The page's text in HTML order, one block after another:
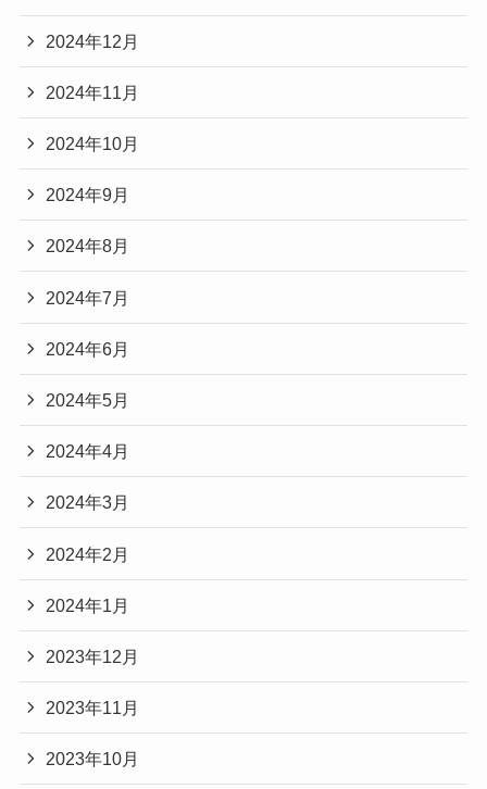
2024年12月
2024年11月
2024年10月
2024年9月
2024年8月
2024年7月
2024年6月
2024年5月
2024年4月
2024年3月
2024年2月
2024年1月
2023年12月
2023年11月
2023年10月